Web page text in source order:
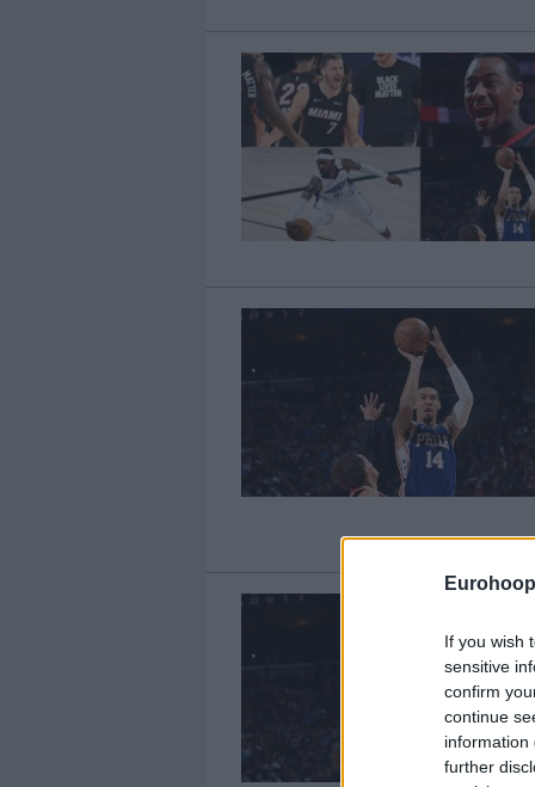
If you wish
sensitive
confirm
continue
information
further